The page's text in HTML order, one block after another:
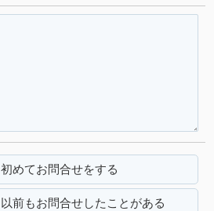
初めてお問合せをする
以前もお問合せしたことがある